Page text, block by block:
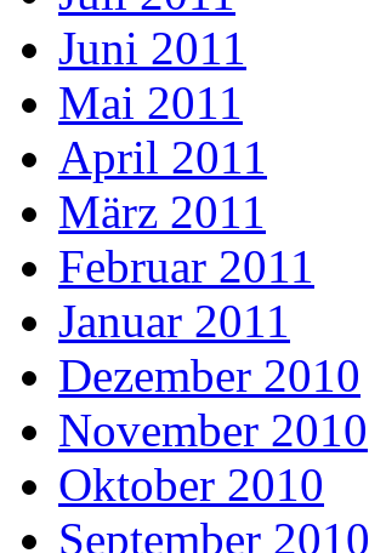
Juni 2011
Mai 2011
April 2011
März 2011
Februar 2011
Januar 2011
Dezember 2010
November 2010
Oktober 2010
September 2010